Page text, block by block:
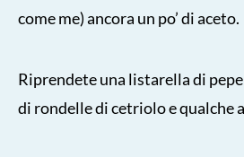
come me) ancora un po’ di aceto.
Riprendete una listarella di
di rondelle di cetriolo e qualche